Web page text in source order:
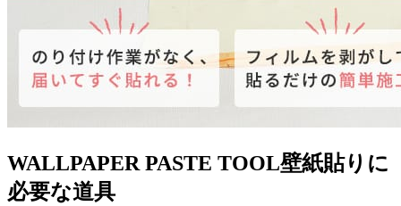
WALLPAPER PASTE TOOL壁紙貼りに
必要な道具